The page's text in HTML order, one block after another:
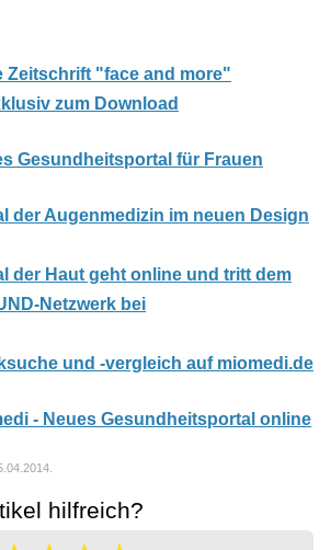
Zeitschrift "face and more"
zum Download
Gesundheitsportal für Frauen
der Augenmedizin im neuen Design
der Haut geht online und tritt dem
Netzwerk bei
und -vergleich auf miomedi.de
- Neues Gesundheitsportal online
hilfreich?